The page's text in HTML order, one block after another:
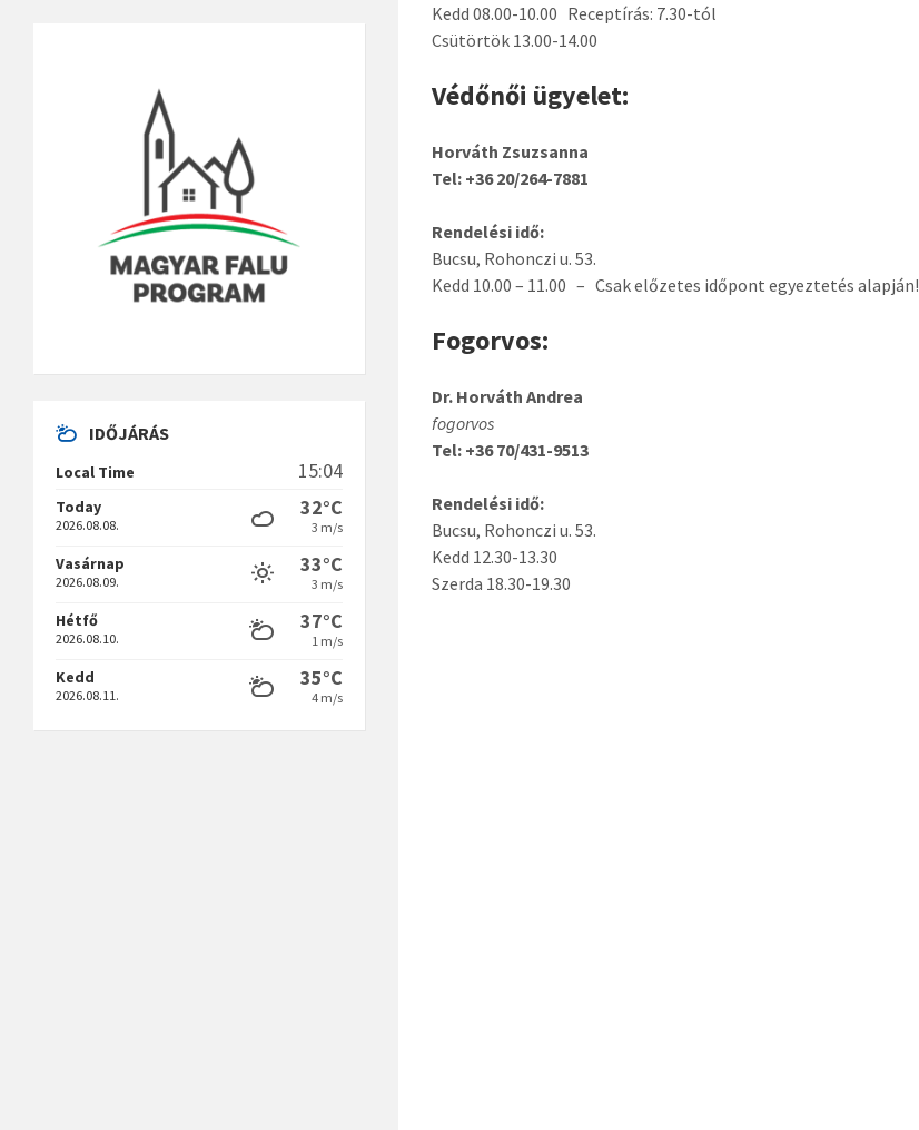
Kedd 08.00-10.00 Receptírás: 7.30-tól
Csütörtök 13.00-14.00
Védőnői ügyelet:
Horváth Zsuzsanna
Tel: +36 20/264-7881
Rendelési idő:
Bucsu, Rohonczi u. 53.
Kedd 10.00 – 11.00 – Csak előzetes időpont egyeztetés alapján!
Fogorvos:
Dr. Horváth Andrea
fogorvos
Tel: +36 70/431-9513
Rendelési idő:
Bucsu, Rohonczi u. 53.
Kedd 12.30-13.30
Szerda 18.30-19.30
IDŐJÁRÁS
Local Time 15:04
Today
2026.08.08.
32°C
3 m/s
Vasárnap
2026.08.09.
33°C
3 m/s
Hétfő
2026.08.10.
37°C
1 m/s
Kedd
2026.08.11.
35°C
4 m/s